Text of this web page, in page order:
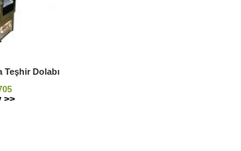
Teşhir Dolabı
>>